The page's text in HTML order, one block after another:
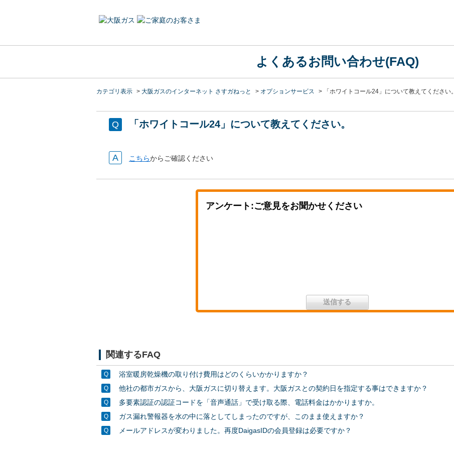
よくあるお問い合わせ(FAQ)
カテゴリ表示 > 大阪ガスのインターネット さすガねっと > オプションサービス > 「ホワイトコール24」について教えてください。
「ホワイトコール24」について教えてください。
こちらからご確認ください
アンケート:ご意見をお聞かせください
関連するFAQ
浴室暖房乾燥機の取り付け費用はどのくらいかかりますか？
他社の都市ガスから、大阪ガスに切り替えます。大阪ガスとの契約日を指定する事はできますか？
多要素認証の認証コードを「音声通話」で受け取る際、電話料金はかかりますか。
ガス漏れ警報器を水の中に落としてしまったのですが、このまま使えますか？
メールアドレスが変わりました。再度DaigasIDの会員登録は必要ですか？